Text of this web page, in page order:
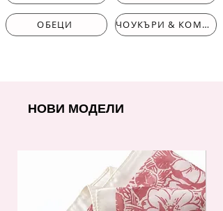
ОБЕЦИ ЧОУКЪРИ & КОМПЛЕКТИ
НОВИ МОДЕЛИ